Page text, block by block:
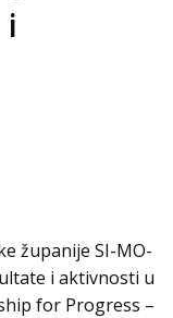
i
županije SI-MO-
i aktivnosti u
for Progress –